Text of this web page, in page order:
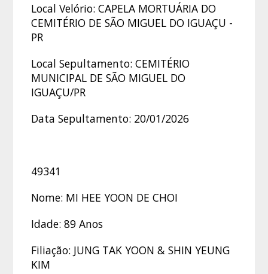
Local Velório: CAPELA MORTUÁRIA DO
CEMITÉRIO DE SÃO MIGUEL DO IGUAÇU -
PR
Local Sepultamento: CEMITÉRIO
MUNICIPAL DE SÃO MIGUEL DO
IGUAÇU/PR
Data Sepultamento: 20/01/2026
49341
Nome: MI HEE YOON DE CHOI
Idade: 89 Anos
Filiação: JUNG TAK YOON & SHIN YEUNG
KIM